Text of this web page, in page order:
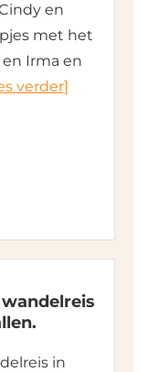
en
met het
Irma en
verder]
in